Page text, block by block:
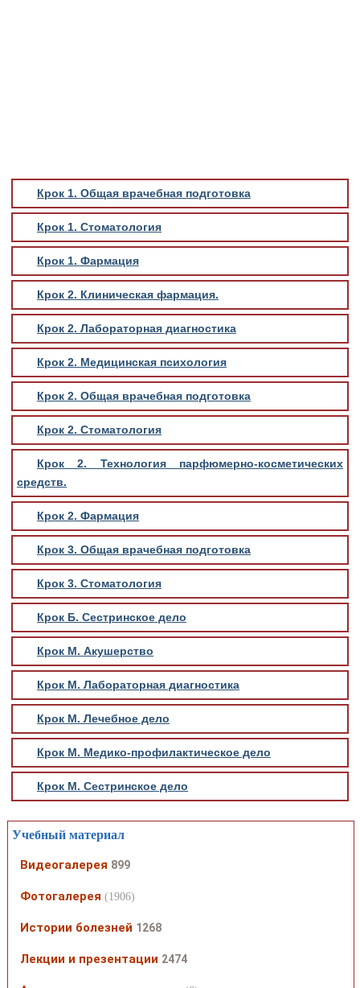
Крок 1. Общая врачебная подготовка
Крок 1. Стоматология
Крок 1. Фармация
Крок 2. Клиническая фармация.
Крок 2. Лабораторная диагностика
Крок 2. Медицинская психология
Крок 2. Общая врачебная подготовка
Крок 2. Стоматология
Крок 2. Технология парфюмерно-косметических
средств.
Крок 2. Фармация
Крок 3. Общая врачебная подготовка
Крок 3. Стоматология
Крок Б. Сестринское дело
Крок М. Акушерство
Крок М. Лабораторная диагностика
Крок М. Лечебное дело
Крок М. Медико-профилактическое дело
Крок М. Сестринское дело
Учебный материал
Видеогалерея 899
Фотогалерея (1906)
Истории болезней 1268
Лекции и презентации 2474